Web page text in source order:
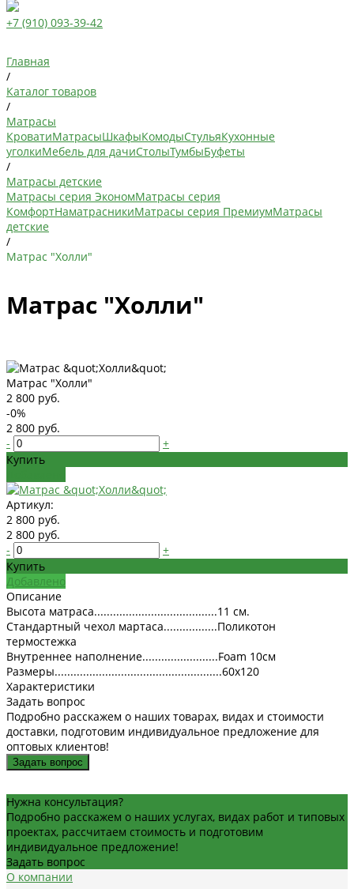
+7 (910) 093-39-42
Главная
/
Каталог товаров
/
Матрасы
КроватиМатрасыШкафыКомодыСтульяКухонные
уголкиМебель для дачиСтолыТумбыБуфеты
/
Матрасы детские
Матрасы серия ЭкономМатрасы серия
КомфортНаматрасникиМатрасы серия ПремиумМатрасы
детские
/
Матрас "Холли"
Матрас "Холли"
Матрас "Холли"
2 800 руб.
-0%
2 800 руб.
-
+
Купить
Артикул:
2 800 руб.
2 800 руб.
-
+
Купить
Добавлено
Описание
Высота матраса.......................................11 см.
Стандартный чехол мартаса.................Поликотон
термостежка
Внутреннее наполнение........................Foam 10см
Размеры.....................................................60х120
Характеристики
Задать вопрос
Подробно расскажем о наших товарах, видах и стоимости
доставки, подготовим индивидуальное предложение для
оптовых клиентов!
Задать вопрос
Нужна консультация?
Подробно расскажем о наших услугах, видах работ и типовых
проектах, рассчитаем стоимость и подготовим
индивидуальное предложение!
Задать вопрос
О компании